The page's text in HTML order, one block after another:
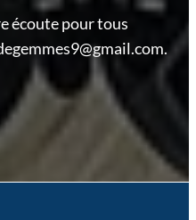
écoute pour tous